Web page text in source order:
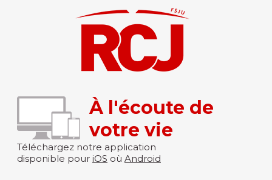
À l'écoute de
votre vie
Téléchargez notre application
disponible pour iOS où Android